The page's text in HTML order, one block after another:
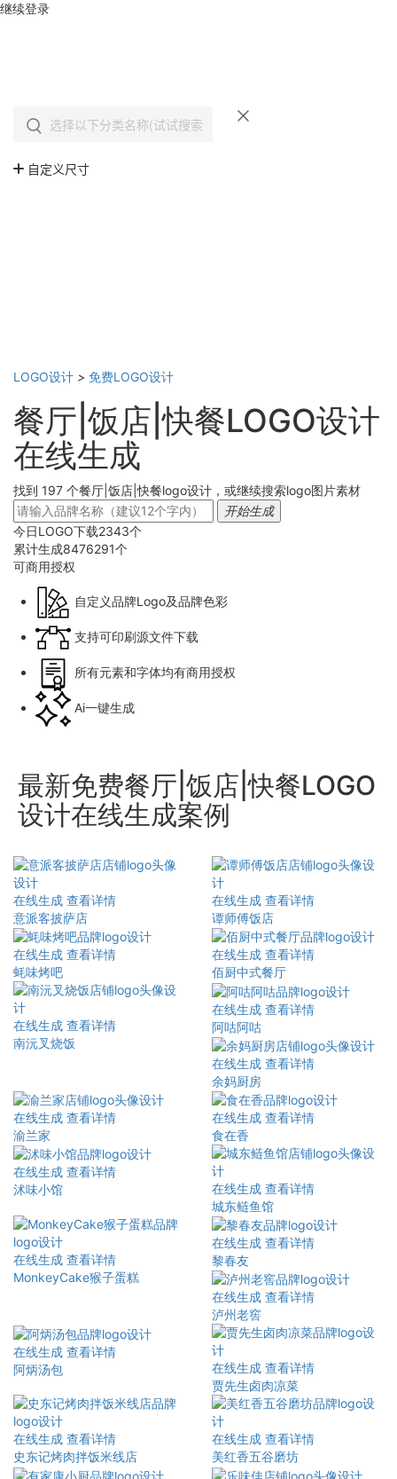
继续登录
LOGO设计 > 免费LOGO设计
餐厅|饭店|快餐LOGO设计
在线生成
找到 197 个餐厅|饭店|快餐logo设计，或继续搜索logo图片素材
开始生成
今日LOGO下载2343个
累计生成8476291个
可商用授权
自定义品牌Logo及品牌色彩
支持可印刷源文件下载
所有元素和字体均有商用授权
Ai一键生成
最新免费餐厅|饭店|快餐LOGO
设计在线生成案例
在线生成 查看详情
意派客披萨店
在线生成 查看详情
谭师傅饭店
在线生成 查看详情
蚝味烤吧
在线生成 查看详情
佰厨中式餐厅
在线生成 查看详情
南沅叉烧饭
在线生成 查看详情
阿咕阿咕
在线生成 查看详情
余妈厨房
在线生成 查看详情
渝兰家
在线生成 查看详情
食在香
在线生成 查看详情
沭味小馆
在线生成 查看详情
城东鲢鱼馆
在线生成 查看详情
MonkeyCake猴子蛋糕
在线生成 查看详情
黎春友
在线生成 查看详情
泸州老窖
在线生成 查看详情
阿炳汤包
在线生成 查看详情
贾先生卤肉凉菜
在线生成 查看详情
史东记烤肉拌饭米线店
在线生成 查看详情
美红香五谷磨坊